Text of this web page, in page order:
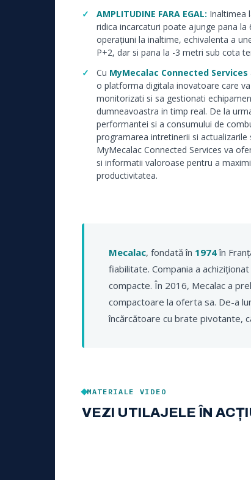
AMPLITUDINE FARA EGAL: Inaltimea
ridica incarcaturi poate ajunge pana la
operațiuni la inaltime, echivalenta a
P+2, dar si pana la -3 metri sub cota
Cu MyMecalac Connected Services
o platforma digitala inovatoare care
monitorizati si sa gestionati
dumneavoastra in timp real. De la
performantei si a consumului de
programarea intretinerii si actualizarile
MyMecalac Connected Services va
si informatii valoroase pentru a
productivitatea.
Mecalac, fondată în 1974în
fiabilitate. Compania a
compacte. În 2016, Mecalac a
compactoare la oferta sa. De-a
încărcătoare cu brate pivotante,
MATERIALE VIDEO
VEZI UTILAJELE ÎN